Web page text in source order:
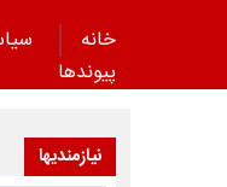
خانه
پیوند‌ها
نیازمندیها